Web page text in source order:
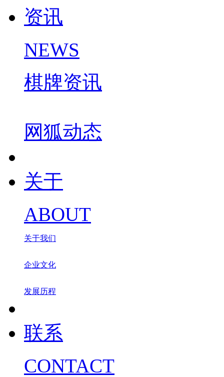
资讯
NEWS
棋牌资讯
网狐动态
关于
ABOUT
关于我们
企业文化
发展历程
联系
CONTACT